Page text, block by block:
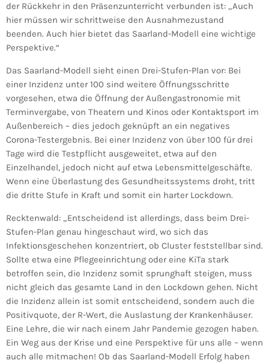
der Rückkehr in den Präsenzunterricht verbunden ist: „Auch
hier müssen wir schrittweise den Ausnahmezustand
beenden. Auch hier bietet das Saarland-Modell eine wichtige
Perspektive.“
Das Saarland-Modell sieht einen Drei-Stufen-Plan vor: Bei
einer Inzidenz unter 100 sind weitere Öffnungsschritte
vorgesehen, etwa die Öffnung der Außengastronomie mit
Terminvergabe, von Theatern und Kinos oder Kontaktsport im
Außenbereich – dies jedoch geknüpft an ein negatives
Corona-Testergebnis. Bei einer Inzidenz von über 100 für drei
Tage wird die Testpflicht ausgeweitet, etwa auf den
Einzelhandel, jedoch nicht auf etwa Lebensmittelgeschäfte.
Wenn eine Überlastung des Gesundheitssystems droht, tritt
die dritte Stufe in Kraft und somit ein harter Lockdown.
Recktenwald: „Entscheidend ist allerdings, dass beim Drei-
Stufen-Plan genau hingeschaut wird, wo sich das
Infektionsgeschehen konzentriert, ob Cluster feststellbar sind.
Sollte etwa eine Pflegeeinrichtung oder eine KiTa stark
betroffen sein, die Inzidenz somit sprunghaft steigen, muss
nicht gleich das gesamte Land in den Lockdown gehen. Nicht
die Inzidenz allein ist somit entscheidend, sondern auch die
Positivquote, der R-Wert, die Auslastung der Krankenhäuser.
Eine Lehre, die wir nach einem Jahr Pandemie gezogen haben.
Ein Weg aus der Krise und eine Perspektive für uns alle – wenn
auch alle mitmachen! Ob das Saarland-Modell Erfolg haben